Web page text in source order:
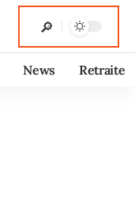
News Retraite